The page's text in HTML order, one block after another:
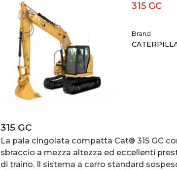
315 GC
Brand
315 GC
La pala cingolata compatta Cat® 315 GC
sbraccio a mezza altezza ed eccellenti
di traino. Il sistema a carro standard